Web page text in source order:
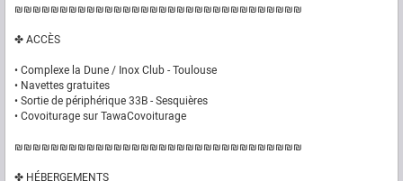
₪₪₪₪₪₪₪₪₪₪₪₪₪₪₪₪₪₪₪₪₪₪₪₪₪₪₪₪₪₪₪₪
✤ ACCÈS
• Complexe la Dune / Inox Club - Toulouse
• Navettes gratuites
• Sortie de périphérique 33B - Sesquières
• Covoiturage sur TawaCovoiturage
₪₪₪₪₪₪₪₪₪₪₪₪₪₪₪₪₪₪₪₪₪₪₪₪₪₪₪₪₪₪₪₪
✤ HÉBERGEMENTS